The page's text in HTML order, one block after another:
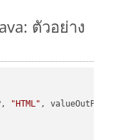
ตัวอย่าง
"HTML" ,